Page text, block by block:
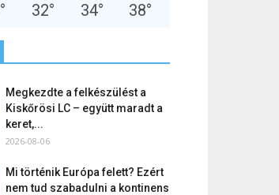
° 32° 34° 38°
Megkezdte a felkészülést a
Kiskőrösi LC – együtt maradt a
keret,...
2026-08-06
Mi történik Európa felett? Ezért
nem tud szabadulni a kontinens